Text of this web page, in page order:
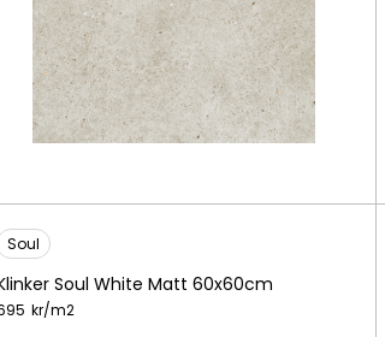
Soul
Soul White Matt 60x60cm
kr/m2